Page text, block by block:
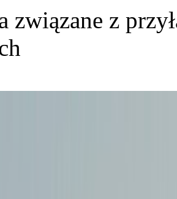
związane z